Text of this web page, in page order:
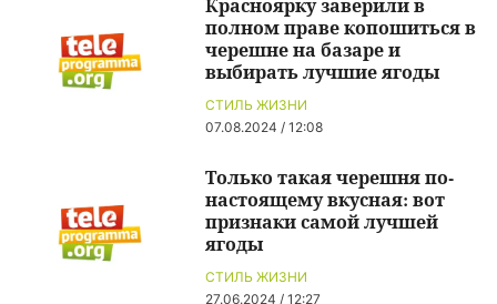
СТИЛЬ ЖИЗНИ
07.08.2024 / 12:08
полном праве копошиться в
черешне на базаре и
выбирать лучшие ягоды
СТИЛЬ ЖИЗНИ
27.06.2024 / 12:27
Только такая черешня по-
настоящему вкусная: вот
признаки самой лучшей
ягоды